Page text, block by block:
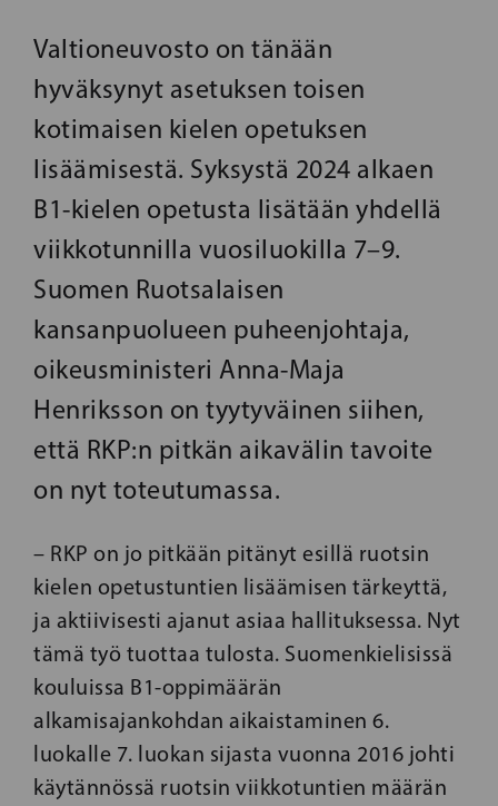
Valtioneuvosto on tänään
hyväksynyt asetuksen toisen
kotimaisen kielen opetuksen
lisäämisestä. Syksystä 2024 alkaen
B1-kielen opetusta lisätään yhdellä
viikkotunnilla vuosiluokilla 7–9.
Suomen Ruotsalaisen
kansanpuolueen puheenjohtaja,
oikeusministeri Anna-Maja
Henriksson on tyytyväinen siihen,
että RKP:n pitkän aikavälin tavoite
on nyt toteutumassa.
– RKP on jo pitkään pitänyt esillä ruotsin
kielen opetustuntien lisäämisen tärkeyttä,
ja aktiivisesti ajanut asiaa hallituksessa. Nyt
tämä työ tuottaa tulosta. Suomenkielisissä
kouluissa B1-oppimäärän
alkamisajankohdan aikaistaminen 6.
luokalle 7. luokan sijasta vuonna 2016 johti
käytännössä ruotsin viikkotuntien määrän